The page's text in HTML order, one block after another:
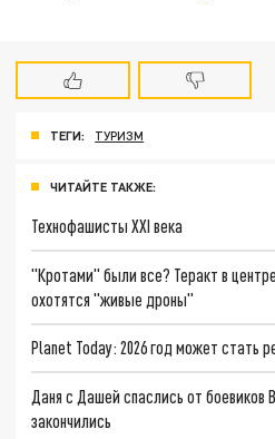
ТЕГИ: ТУРИЗМ
ЧИТАЙТЕ ТАКЖЕ:
Технофашисты XXI века
"Кротами" были все? Теракт в
охотятся "живые дроны"
Planet Today: 2026 год может стать
Даня с Дашей спаслись от
закончились